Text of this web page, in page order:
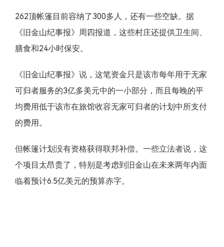
262顶帐篷目前容纳了300多人，还有一些空缺。据
《旧金山纪事报》周四报道，这些村庄还提供卫生间、
膳食和24小时保安。
《旧金山纪事报》说，这笔资金只是该市每年用于无家
可归者服务的3亿多美元中的一小部分，而且每晚的平
均费用低于该市在旅馆收容无家可归者的计划中所支付
的费用。
但帐篷计划没有资格获得联邦补偿。一些立法者说，这
个项目太昂贵了，特别是考虑到旧金山在未来两年内面
临着预计6.5亿美元的预算赤字。